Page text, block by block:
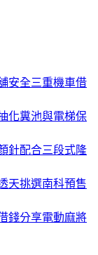
安全三重機車借
化糞池與電梯保
針配合三段式隆
天挑選南科預售
錢分享電動麻將